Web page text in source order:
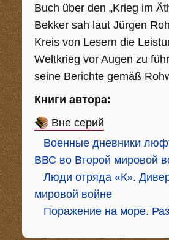
Buch über den „Krieg im
Bekker sah laut Jürgen
Kreis von Lesern die
Weltkrieg vor Augen zu
seine Berichte gemäß
Книги автора:
Вне серий
Военные дневники
ВВС во Второй мировой
Люди отряда «К».
мировой войне
Поражение на море.